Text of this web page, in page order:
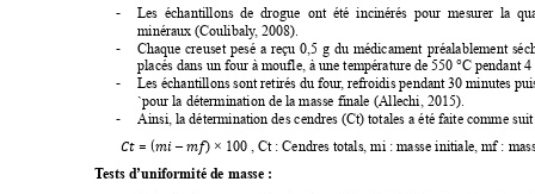
- Les  échantillons  de drogue  ont été  incinérés  pour  mesurer  la
minéraux (Coulibaly, 2008).
- Chaque creuset pesé a reçu 0,5 g du médicament préalablement
placés dans un four à moufle, à une température de 550 °C pendant
- Les échantillons sont retirés du four, refroidis pendant 30 minutes
`pour la détermination de la masse finale (Allechi, 2015).
- Ainsi, la détermination des cendres (Ct) totales a été faite comme
        𝐶𝑡
= (𝑚𝑖 – 𝑚𝑓) × 100 , Ct : Cendres totals, mi : masse initiale, mf :
Tests d’uniformité de masse :